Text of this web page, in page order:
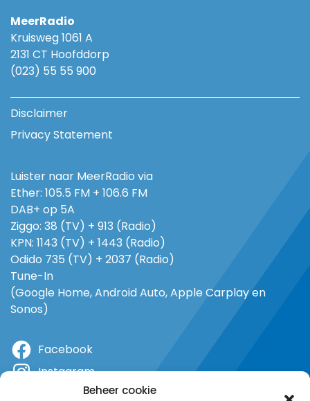
Beheer cookie
MeerRadio
Kruisweg 1061 A
2131 CT Hoofddorp
(023) 55 55 900
Disclaimer
Privacy Statement
Luister naar MeerRadio via
Ether: 105.5 FM + 106.6 FM
DAB+ op 5A
Ziggo: 38 (TV) + 913 (Radio)
KPN: 1143 (TV) + 1443 (Radio)
Odido 735 (TV) + 2037 (Radio)
Tune-In
(Google Home, Android Auto, Apple Carplay en
Sonos)
Facebook
Instagram